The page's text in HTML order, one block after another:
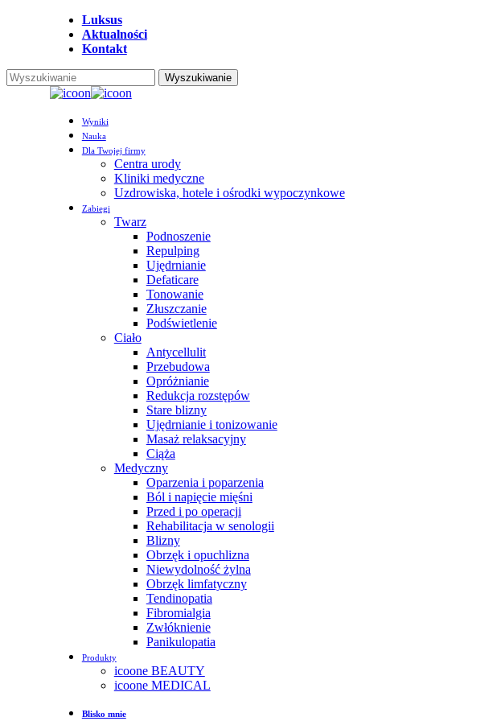
Luksus
Aktualności
Kontakt
Wyszukiwanie
Menu
Wyniki
Nauka
Dla Twojej firmy
Centra urody
Kliniki medyczne
Uzdrowiska, hotele i ośrodki wypoczynkowe
Zabiegi
Twarz
Podnoszenie
Repulping
Ujędrnianie
Defaticare
Tonowanie
Złuszczanie
Podświetlenie
Ciało
Antycellulit
Przebudowa
Opróżnianie
Redukcja rozstępów
Stare blizny
Ujędrnianie i tonizowanie
Masaż relaksacyjny
Ciąża
Medyczny
Oparzenia i poparzenia
Ból i napięcie mięśni
Przed i po operacji
Rehabilitacja w senologii
Blizny
Obrzęk i opuchlizna
Niewydolność żylna
Obrzęk limfatyczny
Tendinopatia
Fibromialgia
Zwłóknienie
Panikulopatia
Produkty
icoone BEAUTY
icoone MEDICAL
Blisko mnie